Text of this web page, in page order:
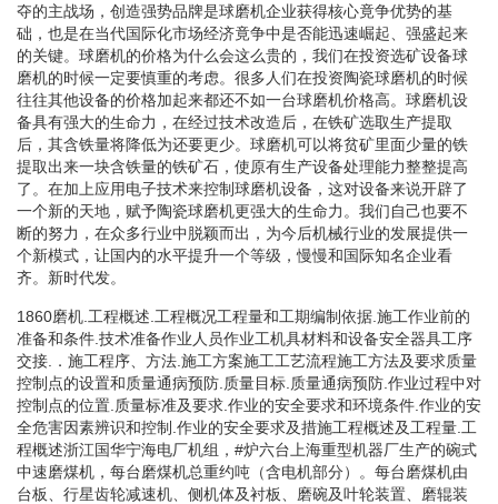
夺的主战场，创造强势品牌是球磨机企业获得核心竟争优势的基
础，也是在当代国际化市场经济竟争中是否能迅速崛起、强盛起来
的关键。球磨机的价格为什么会这么贵的，我们在投资选矿设备球
磨机的时候一定要慎重的考虑。很多人们在投资陶瓷球磨机的时候
往往其他设备的价格加起来都还不如一台球磨机价格高。球磨机设
备具有强大的生命力，在经过技术改造后，在铁矿选取生产提取
后，其含铁量将降低为还要更少。球磨机可以将贫矿里面少量的铁
提取出来一块含铁量的铁矿石，使原有生产设备处理能力整整提高
了。在加上应用电子技术来控制球磨机设备，这对设备来说开辟了
一个新的天地，赋予陶瓷球磨机更强大的生命力。我们自己也要不
断的努力，在众多行业中脱颖而出，为今后机械行业的发展提供一
个新模式，让国内的水平提升一个等级，慢慢和国际知名企业看
齐。新时代发。
1860磨机.工程概述.工程概况工程量和工期编制依据.施工作业前的
准备和条件.技术准备作业人员作业工机具材料和设备安全器具工序
交接.．施工程序、方法.施工方案施工工艺流程施工方法及要求质量
控制点的设置和质量通病预防.质量目标.质量通病预防.作业过程中对
控制点的位置.质量标准及要求.作业的安全要求和环境条件.作业的安
全危害因素辨识和控制.作业的安全要求及措施工程概述及工程量.工
程概述浙江国华宁海电厂机组，#炉六台上海重型机器厂生产的碗式
中速磨煤机，每台磨煤机总重约吨（含电机部分）。每台磨煤机由
台板、行星齿轮减速机、侧机体及衬板、磨碗及叶轮装置、磨辊装